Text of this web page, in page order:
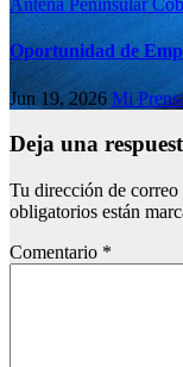
Antena Peninsular
Oportunidad de
Jun 19, 2026 Mi
Deja una
Tu dirección de
obligatorios están
Comentario *